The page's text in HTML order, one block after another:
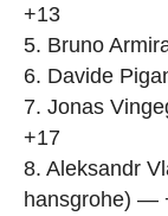
+13
5. Bruno
6. Davide
7. Jonas
+17
8. Aleksandr
hansgrohe) —